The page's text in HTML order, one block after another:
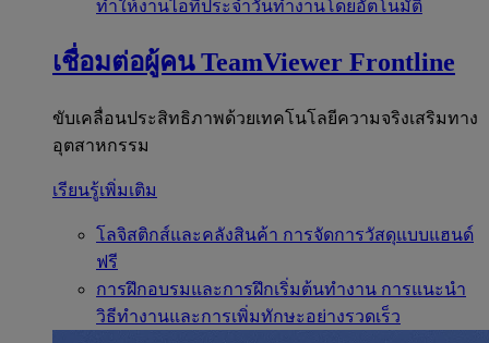
ทำให้งานไอทีประจำวันทำงานโดยอัตโนมัติ
เชื่อมต่อผู้คน TeamViewer Frontline
ขับเคลื่อนประสิทธิภาพด้วยเทคโนโลยีความจริงเสริมทาง
อุตสาหกรรม
เรียนรู้เพิ่มเติม
โลจิสติกส์และคลังสินค้า การจัดการวัสดุแบบแฮนด์
ฟรี
การฝึกอบรมและการฝึกเริ่มต้นทำงาน การแนะนำ
วิธีทำงานและการเพิ่มทักษะอย่างรวดเร็ว